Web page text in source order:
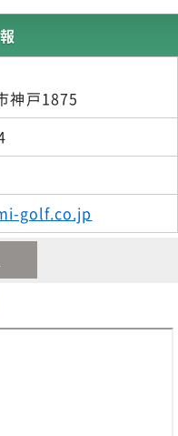
神戸1875
golf.co.jp